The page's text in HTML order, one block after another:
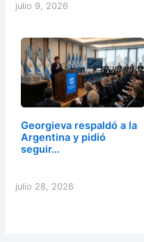
julio 9, 2026
Georgieva respaldó a la
Argentina y pidió
seguir…
julio 28, 2026